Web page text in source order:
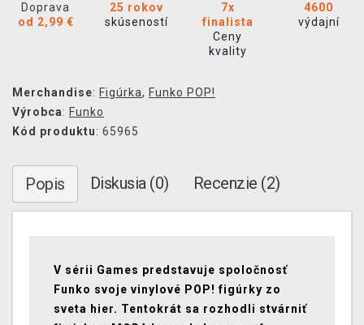
Doprava
od 2,99 €
25 rokov
skúseností
7x
finalista
Ceny
kvality
4600
výdajní
Merchandise: Figúrka, Funko POP!
Výrobca: Funko
Kód produktu: 65965
Popis Diskusia (0) Recenzie (2)
V sérii Games predstavuje spoločnosť
Funko svoje vinylové POP! figúrky zo
sveta hier. Tentokrát sa rozhodli stvárniť